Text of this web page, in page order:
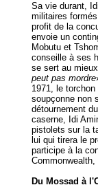
Sa vie durant,
militaires
profit de la
envoie un
Mobutu et
conseille à ses
se sert au
peut pas mordre
1971, le
soupçonne non
détournement
caserne, Idi
pistolets sur la
lui qui tirera le
participe à la
Commonwealth,
Du Mossad à